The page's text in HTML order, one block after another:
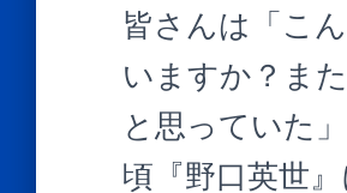
皆さんは「こ
いますか？ま
と思っていた
頃『野口英世